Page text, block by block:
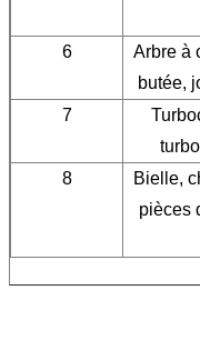
6
Arbre à
butée,
7
8
Bielle,
pièces